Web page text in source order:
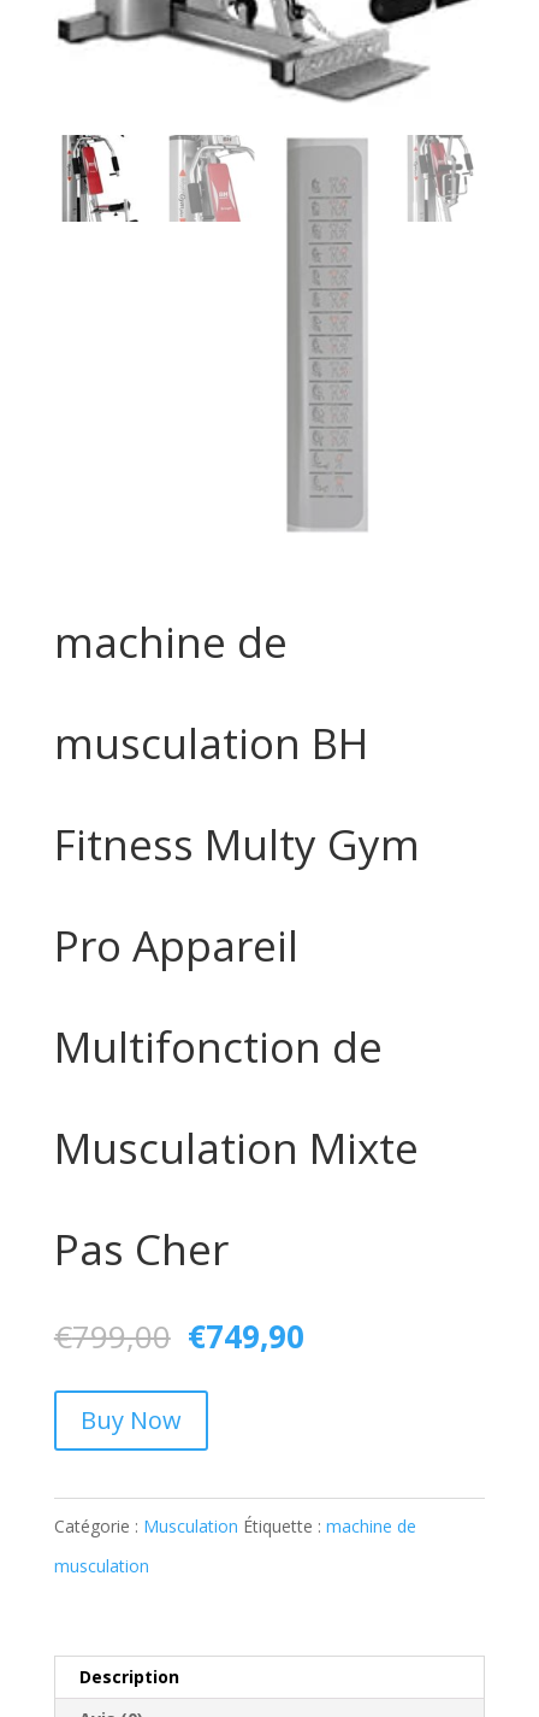
machine de
musculation BH
Fitness Multy Gym
Pro Appareil
Multifonction de
Musculation Mixte
Pas Cher
€799,00 Le
était :
€799,00.
€749,90Le
€749,90.
Buy Now
Catégorie : Musculation Étiquette : machine de
musculation
Description